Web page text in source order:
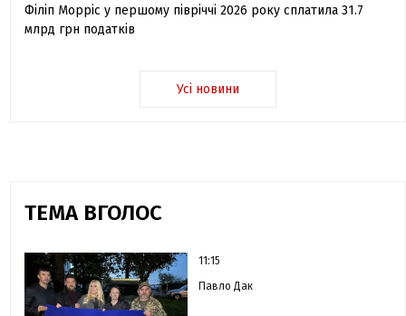
Філіп Морріс у першому півріччі 2026 року сплатила 31.7
млрд грн податків
Усі новини
ТЕМА ВГОЛОС
11:15
Павло Дак